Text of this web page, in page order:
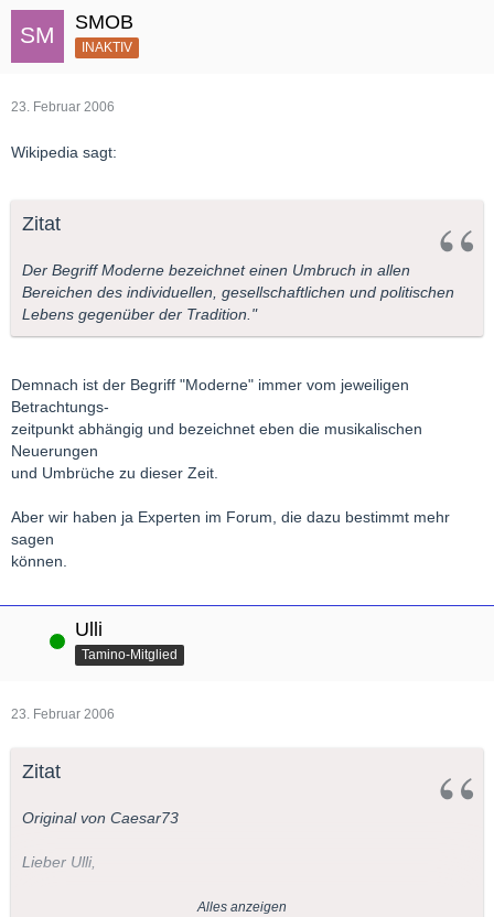
SMOB
INAKTIV
23. Februar 2006
Wikipedia sagt:
Zitat
Der Begriff Moderne bezeichnet einen Umbruch in allen
Bereichen des individuellen, gesellschaftlichen und politischen
Lebens gegenüber der Tradition."
Demnach ist der Begriff "Moderne" immer vom jeweiligen
Betrachtungs-
zeitpunkt abhängig und bezeichnet eben die musikalischen
Neuerungen
und Umbrüche zu dieser Zeit.
Aber wir haben ja Experten im Forum, die dazu bestimmt mehr
sagen
können.
Online Ulli
Tamino-Mitglied
23. Februar 2006
Zitat
Original von Caesar73
Lieber Ulli,
wonach ist hier gefragt? Nach einer Definition des Begriffs
Alles anzeigen